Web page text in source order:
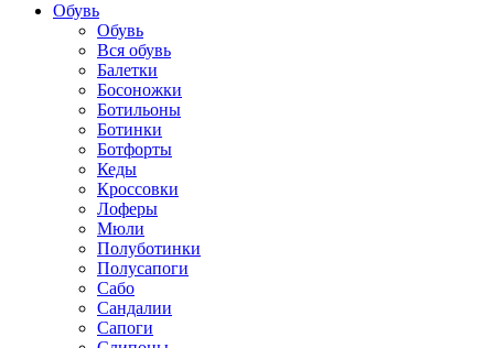
Обувь
Обувь
Вся обувь
Балетки
Босоножки
Ботильоны
Ботинки
Ботфорты
Кеды
Кроссовки
Лоферы
Мюли
Полуботинки
Полусапоги
Сабо
Сандалии
Сапоги